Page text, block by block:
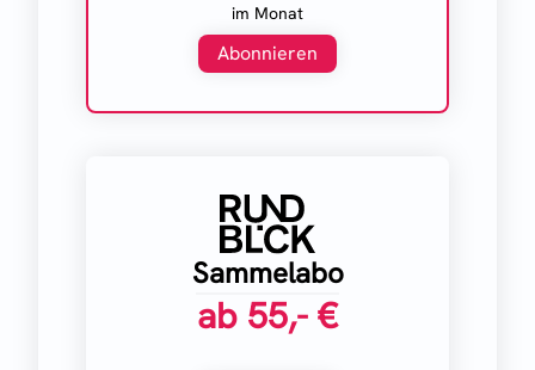
im Monat
Abonnieren
Sammelabo
ab 55,- €